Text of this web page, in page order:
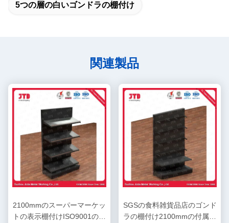
5つの層の白いゴンドラの棚付け
関連製品
2100mmのスーパーマーケッ
トの表示棚付けISO9001の倍
SGSの食料雑貨品店のゴンド
ラの棚付け2100mmの付属品